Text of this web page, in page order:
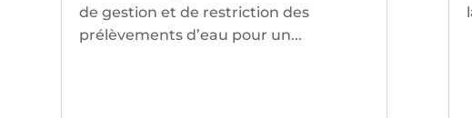
de gestion et de restriction des
prélèvements d’eau pour un...